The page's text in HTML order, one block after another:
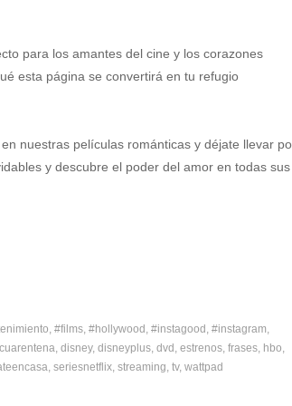
para los amantes del cine y los corazones
esta página se convertirá en tu refugio
nuestras películas románticas y déjate llevar
y descubre el poder del amor en todas sus
#films #hollywood #instagood #instagram
cuarentena disney disneyplus dvd estrenos frases hbo
seriesnetflix streaming tv wattpad